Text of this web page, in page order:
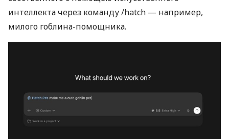
интеллекта через команду /hatch — например,
милого гоблина-помощника.